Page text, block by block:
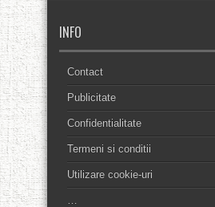
INFO
Contact
Publicitate
Confidentialitate
Termeni si conditii
Utilizare cookie-uri
…